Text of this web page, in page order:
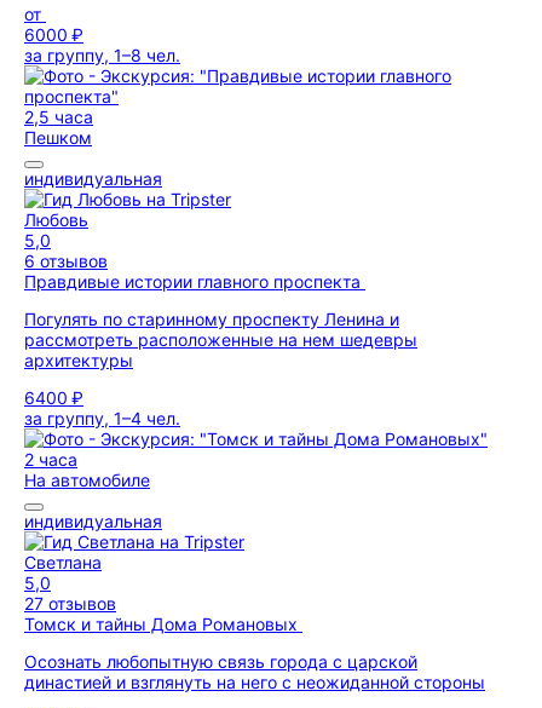
от
6000 ₽
за группу, 1–8 чел.
2,5 часа
Пешком
индивидуальная
Любовь
5,0
6 отзывов
Правдивые истории главного проспекта
Погулять по старинному проспекту Ленина и
рассмотреть расположенные на нем шедевры
архитектуры
6400 ₽
за группу, 1–4 чел.
2 часа
На автомобиле
индивидуальная
Светлана
5,0
27 отзывов
Томск и тайны Дома Романовых
Осознать любопытную связь города с царской
династией и взглянуть на него с неожиданной стороны